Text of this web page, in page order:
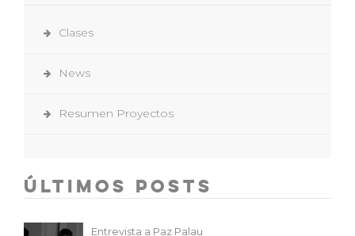
Clases
News
Resumen Proyectos
Últimos Posts
Entrevista a Paz Palau